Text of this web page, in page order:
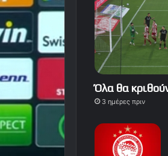
Όλα θα
3 ημέρες πριν